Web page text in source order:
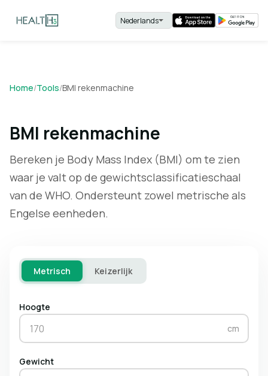
Home/Tools/BMI rekenmachine
BMI rekenmachine
Bereken je Body Mass Index (BMI) om te zien
waar je valt op de gewichtsclassificatieschaal
van de WHO. Ondersteunt zowel metrische als
Engelse eenheden.
Metrisch Keizerlijk
Hoogte
cm
Gewicht